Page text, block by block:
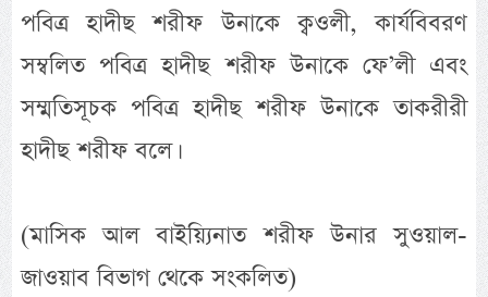
পবিত্র হাদীছ শরীফ উনাকে ক্বওলী, কার্যবিবরণ
সম্বলিত পবিত্র হাদীছ শরীফ উনাকে ফে’লী এবং
সম্মতিসূচক পবিত্র হাদীছ শরীফ উনাকে তাকরীরী
হাদীছ শরীফ বলে।
(মাসিক আল বাইয়্যিনাত শরীফ উনার সুওয়াল-
জাওয়াব বিভাগ থেকে সংকলিত)